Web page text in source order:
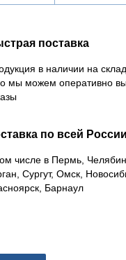
поставка
в наличии на
мы можем оперативно
по всей России
числе в Пермь,
Сургут, Омск,
Барнаул